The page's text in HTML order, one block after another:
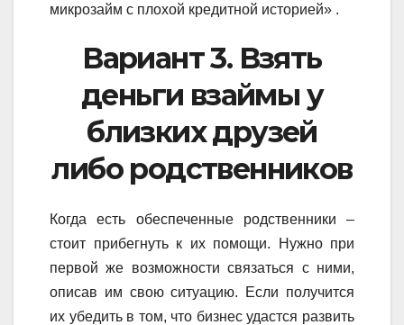
микрозайм с плохой кредитной историей» .
Вариант 3. Взять
деньги взаймы у
близких друзей
либо родственников
Когда есть обеспеченные родственники –
стоит прибегнуть к их помощи. Нужно при
первой же возможности связаться с ними,
описав им свою ситуацию. Если получится
их убедить в том, что бизнес удастся развить